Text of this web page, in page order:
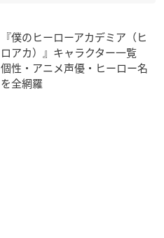
『僕のヒーローアカデミア（ヒ
ロアカ）』キャラクター一覧
個性・アニメ声優・ヒーロー名
を全網羅